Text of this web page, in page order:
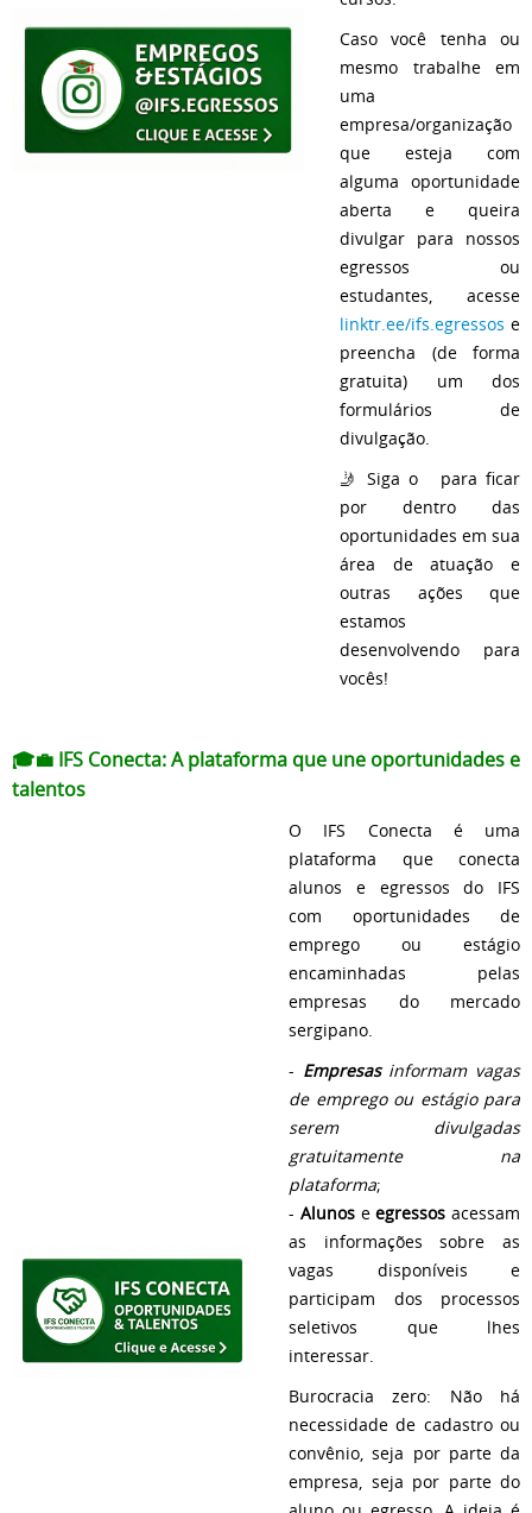
Caso você tenha ou
mesmo trabalhe em
uma
empresa/organização
que esteja com
alguma oportunidade
aberta e queira
divulgar para nossos
egressos ou
estudantes, acesse
linktr.ee/ifs.egressos e
preencha (de forma
gratuita) um dos
formulários de
divulgação.
🤳 Siga o para ficar
por dentro das
oportunidades em sua
área de atuação e
outras ações que
estamos
desenvolvendo para
vocês!
🎓💼 IFS Conecta: A plataforma que une oportunidades e
talentos
O IFS Conecta é uma
plataforma que conecta
alunos e egressos do IFS
com oportunidades de
emprego ou estágio
encaminhadas pelas
empresas do mercado
sergipano.
- Empresasinformam vagas
de emprego ou estágio para
serem divulgadas
gratuitamente na
plataforma;
- Alunoseegressos acessam
as informações sobre as
vagas disponíveis e
participam dos processos
seletivos que lhes
interessar.
Burocracia zero: Não há
necessidade de cadastro ou
convênio, seja por parte da
empresa, seja por parte do